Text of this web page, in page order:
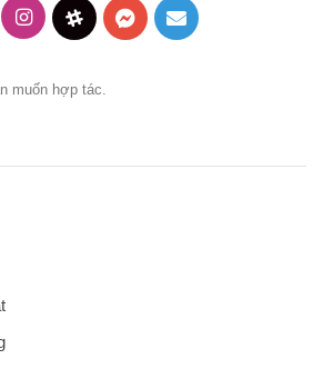
InstagramThreadsMessenger
Mail
muốn hợp tác.